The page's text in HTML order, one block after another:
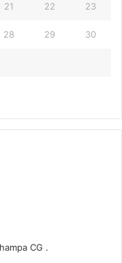
21 22 23
28 29 30
CG .